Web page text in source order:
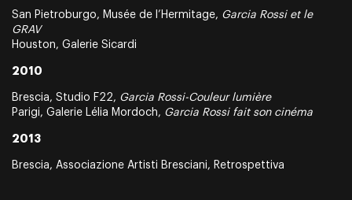
San Pietroburgo, Musée de l’Hermitage, Garcia Rossi et le
GRAV
Houston, Galerie Sicardi
2010
Brescia, Studio F22, Garcia Rossi-Couleur lumière
Parigi, Galerie Lélia Mordoch, Garcia Rossi fait son cinéma
2013
Brescia, Associazione Artisti Bresciani, Retrospettiva